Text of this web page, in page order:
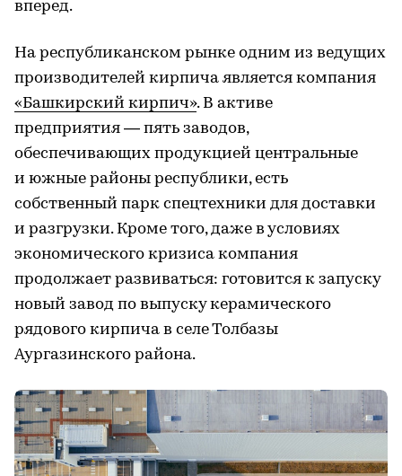
вперед.
На республиканском рынке одним из ведущих
производителей кирпича является компания
«Башкирский кирпич». В активе
предприятия — пять заводов,
обеспечивающих продукцией центральные
и южные районы республики, есть
собственный парк спецтехники для доставки
и разгрузки. Кроме того, даже в условиях
экономического кризиса компания
продолжает развиваться: готовится к запуску
новый завод по выпуску керамического
рядового кирпича в селе Толбазы
Аургазинского района.